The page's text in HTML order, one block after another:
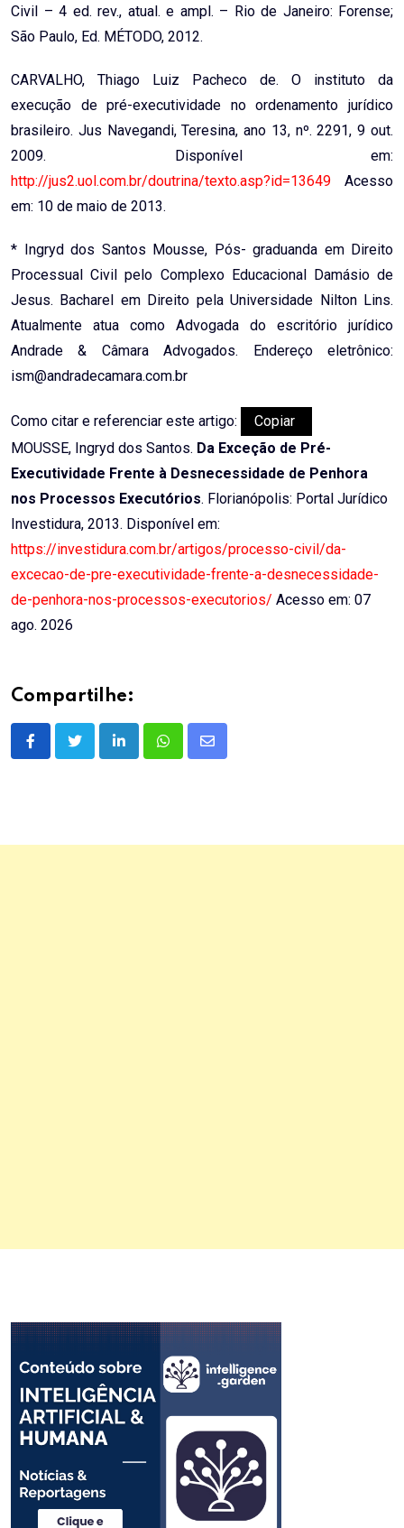
Civil – 4 ed. rev., atual. e ampl. – Rio de Janeiro: Forense;
São Paulo, Ed. MÉTODO, 2012.
CARVALHO, Thiago Luiz Pacheco de. O instituto da
execução de pré-executividade no ordenamento jurídico
brasileiro. Jus Navegandi, Teresina, ano 13, nº. 2291, 9 out.
2009. Disponível em:
http://jus2.uol.com.br/doutrina/texto.asp?id=13649 Acesso
em: 10 de maio de 2013.
* Ingryd dos Santos Mousse, Pós- graduanda em Direito
Processual Civil pelo Complexo Educacional Damásio de
Jesus. Bacharel em Direito pela Universidade Nilton Lins.
Atualmente atua como Advogada do escritório jurídico
Andrade & Câmara Advogados. Endereço eletrônico:
ism@andradecamara.com.br
Como citar e referenciar este artigo:
Copiar
MOUSSE, Ingryd dos Santos. Da Exceção de Pré-
Executividade Frente à Desnecessidade de Penhora
nos Processos Executórios. Florianópolis: Portal Jurídico
Investidura, 2013. Disponível em:
https://investidura.com.br/artigos/processo-civil/da-
excecao-de-pre-executividade-frente-a-desnecessidade-
de-penhora-nos-processos-executorios/ Acesso em: 07
ago. 2026
Compartilhe:
LinkedInWhatsappShare